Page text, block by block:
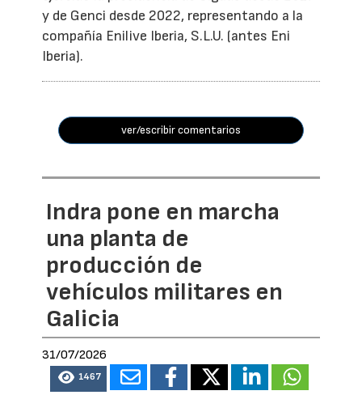
y de Genci desde 2022, representando a la
compañía Enilive Iberia, S.L.U. (antes Eni
Iberia).
ver/escribir comentarios
Indra pone en marcha
una planta de
producción de
vehículos militares en
Galicia
31/07/2026
1467